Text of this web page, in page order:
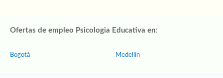
Ofertas de empleo Psicologia Educativa en:
Bogotá Medellín